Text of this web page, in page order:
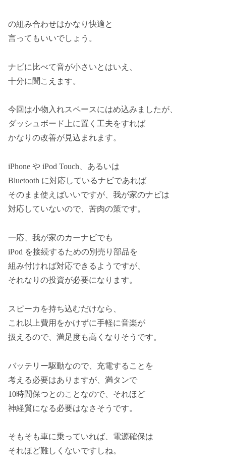
の組み合わせはかなり快適と
言ってもいいでしょう。
ナビに比べて音が小さいとはいえ、
十分に聞こえます。
今回は小物入れスペースにはめ込みましたが、
ダッシュボード上に置く工夫をすれば
かなりの改善が見込まれます。
iPhone や iPod Touch、あるいは
Bluetooth に対応しているナビであれば
そのまま使えばいいですが、我が家のナビは
対応していないので、苦肉の策です。
一応、我が家のカーナビでも
iPod を接続するための別売り部品を
組み付ければ対応できるようですが、
それなりの投資が必要になります。
スピーカを持ち込むだけなら、
これ以上費用をかけずに手軽に音楽が
扱えるので、満足度も高くなりそうです。
バッテリー駆動なので、充電することを
考える必要はありますが、満タンで
10時間保つとのことなので、それほど
神経質になる必要はなさそうです。
そもそも車に乗っていれば、電源確保は
それほど難しくないですしね。